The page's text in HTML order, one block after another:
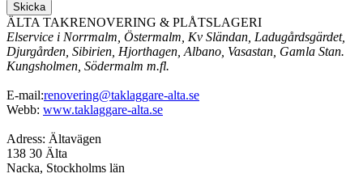
Skicka
ÄLTA TAKRENOVERING & PLÅTSLAGERI
Elservice i Norrmalm, Östermalm, Kv Sländan, Ladugårdsgärdet,
Djurgården, Sibirien, Hjorthagen, Albano, Vasastan, Gamla Stan.
Kungsholmen, Södermalm m.fl.
E-mail:renovering@taklaggare-alta.se
Webb: www.taklaggare-alta.se
Adress: Ältavägen
138 30 Älta
Nacka, Stockholms län